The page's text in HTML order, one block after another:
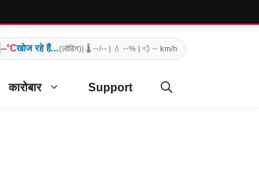
--°Cखोज रहे हैं...(लोडिंग)| 🌡️ --/-- | 💧 --% | 💨 -- km/h
कारोबार Support